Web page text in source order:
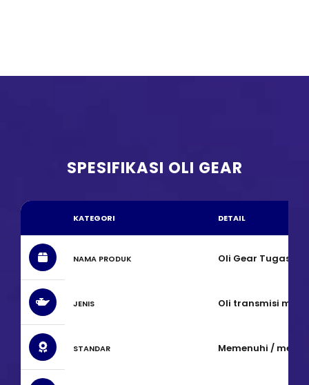
SPESIFIKASI OLI GEAR
KATEGORI DETAIL
NAMA PRODUK Oli Gear Tugas
JENIS Oli transmisi
STANDAR Memenuhi /